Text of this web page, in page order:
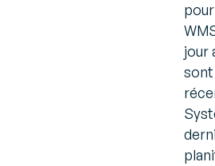
jour
sont